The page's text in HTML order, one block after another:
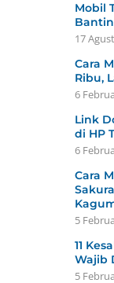
Mobil
17
Cara
Ribu,
6
Link
di HP
6
Cara
5
11
Wajib
5